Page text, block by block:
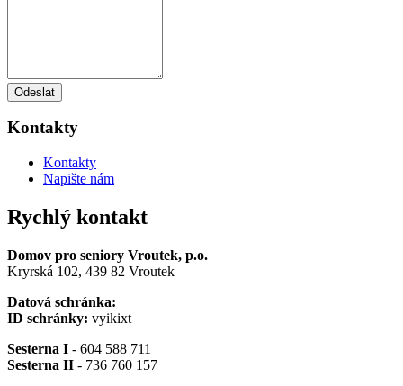
Odeslat
Kontakty
Kontakty
Napište nám
Rychlý kontakt
Domov pro seniory Vroutek, p.o.
Kryrská 102, 439 82 Vroutek
Datová schránka:
ID schránky: vyikixt
Sesterna I - 604 588 711
Sesterna II - 736 760 157